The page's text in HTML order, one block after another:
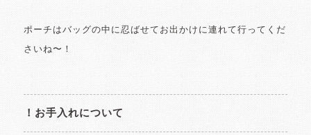
ポーチはバッグの中に忍ばせてお出かけに連れて行ってくだ
さいね〜！
！お手入れについて